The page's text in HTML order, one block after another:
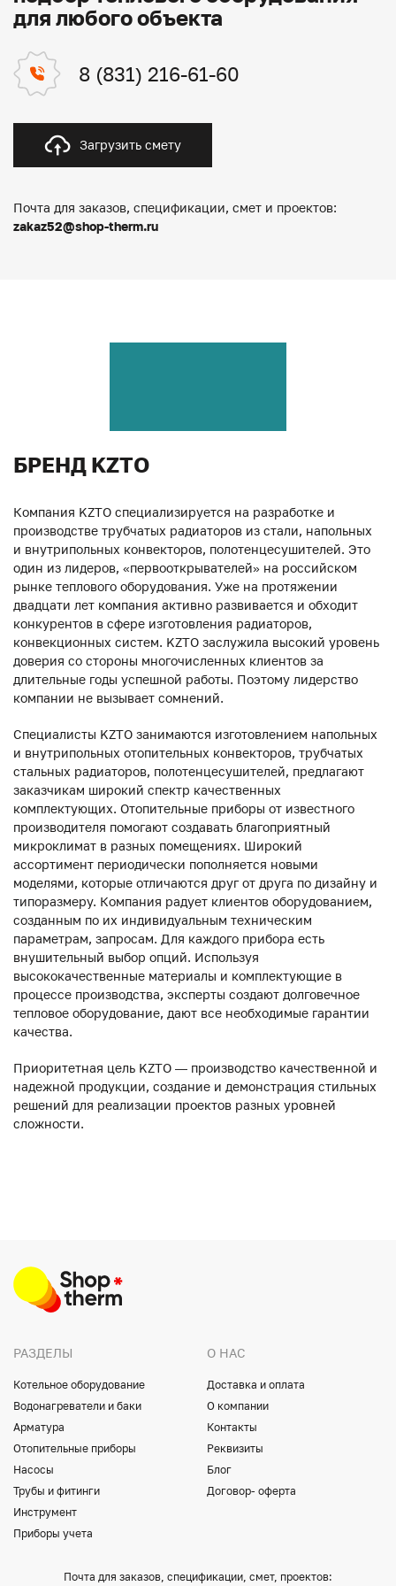
для любого объекта
8 (831) 216-61-60
Загрузить смету
Почта для заказов, спецификации, смет и проектов:
zakaz52@shop-therm.ru
БРЕНД KZTO
Компания KZTO специализируется на разработке и
производстве трубчатых радиаторов из стали, напольных
и внутрипольных конвекторов, полотенцесушителей. Это
один из лидеров, «первооткрывателей» на российском
рынке теплового оборудования. Уже на протяжении
двадцати лет компания активно развивается и обходит
конкурентов в сфере изготовления радиаторов,
конвекционных систем. KZTO заслужила высокий уровень
доверия со стороны многочисленных клиентов за
длительные годы успешной работы. Поэтому лидерство
компании не вызывает сомнений.
Специалисты KZTO занимаются изготовлением напольных
и внутрипольных отопительных конвекторов, трубчатых
стальных радиаторов, полотенцесушителей, предлагают
заказчикам широкий спектр качественных
комплектующих. Отопительные приборы от известного
производителя помогают создавать благоприятный
микроклимат в разных помещениях. Широкий
ассортимент периодически пополняется новыми
моделями, которые отличаются друг от друга по дизайну и
типоразмеру. Компания радует клиентов оборудованием,
созданным по их индивидуальным техническим
параметрам, запросам. Для каждого прибора есть
внушительный выбор опций. Используя
высококачественные материалы и комплектующие в
процессе производства, эксперты создают долговечное
тепловое оборудование, дают все необходимые гарантии
качества.
Приоритетная цель KZTO — производство качественной и
надежной продукции, создание и демонстрация стильных
решений для реализации проектов разных уровней
сложности.
РАЗДЕЛЫ
Котельное оборудование
Водонагреватели и баки
Арматура
Отопительные приборы
Насосы
Трубы и фитинги
Инструмент
Приборы учета
О НАС
Доставка и оплата
О компании
Контакты
Реквизиты
Блог
Договор- оферта
Почта для заказов, спецификации, смет, проектов: